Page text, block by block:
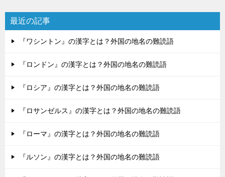
最近の記事
『ワシントン』の漢字とは？外国の地名の難読語
『ロンドン』の漢字とは？外国の地名の難読語
『ロシア』の漢字とは？外国の地名の難読語
『ロサンゼルス』の漢字とは？外国の地名の難読語
『ローマ』の漢字とは？外国の地名の難読語
『ルソン』の漢字とは？外国の地名の難読語